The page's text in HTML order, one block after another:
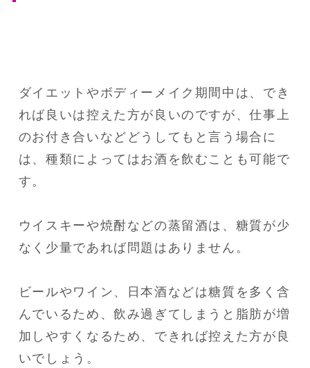
ダイエットやボディーメイク期間中は、でき
れば良いは控えた方が良いのですが、仕事上
のお付き合いなどどうしてもと言う場合に
は、種類によってはお酒を飲むことも可能で
す。
ウイスキーや焼酎などの蒸留酒は、糖質が少
なく少量であれば問題はありません。
ビールやワイン、日本酒などは糖質を多く含
んでいるため、飲み過ぎてしまうと脂肪が増
加しやすくなるため、できれば控えた方が良
いでしょう。